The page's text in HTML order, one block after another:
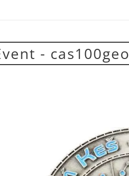
- cas100geo